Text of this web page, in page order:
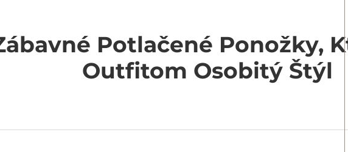
Potlačené Ponožky,
Outfitom Osobitý Štýl